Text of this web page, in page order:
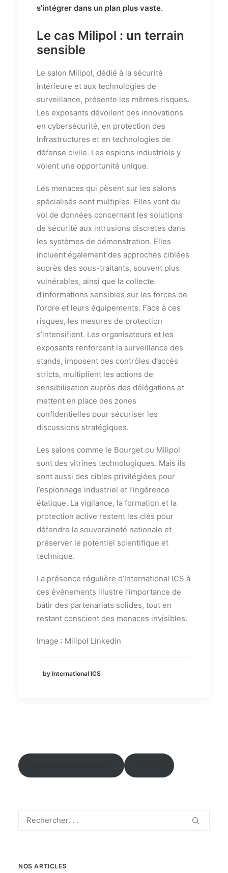
s’intégrer dans un plan plus vaste.
Le cas Milipol : un terrain
sensible
Le salon Milipol, dédié à la sécurité
intérieure et aux technologies de
surveillance, présente les mêmes risques.
Les exposants dévoilent des innovations
en cybersécurité, en protection des
infrastructures et en technologies de
défense civile. Les espions industriels y
voient une opportunité unique.
Les menaces qui pèsent sur les salons
spécialisés sont multiples. Elles vont du
vol de données concernant les solutions
de sécurité aux intrusions discrètes dans
les systèmes de démonstration. Elles
incluent également des approches ciblées
auprès des sous-traitants, souvent plus
vulnérables, ainsi que la collecte
d’informations sensibles sur les forces de
l’ordre et leurs équipements. Face à ces
risques, les mesures de protection
s’intensifient. Les organisateurs et les
exposants renforcent la surveillance des
stands, imposent des contrôles d’accès
stricts, multiplient les actions de
sensibilisation auprès des délégations et
mettent en place des zones
confidentielles pour sécuriser les
discussions stratégiques.
Les salons comme le Bourget ou Milipol
sont des vitrines technologiques. Mais ils
sont aussi des cibles privilégiées pour
l’espionnage industriel et l’ingérence
étatique. La vigilance, la formation et la
protection active restent les clés pour
défendre la souveraineté nationale et
préserver le potentiel scientifique et
technique.
La présence régulière d’International ICS à
ces événements illustre l’importance de
bâtir des partenariats solides, tout en
restant conscient des menaces invisibles.
Image : Milipol Linkedin
by International ICS
NOS ARTICLES